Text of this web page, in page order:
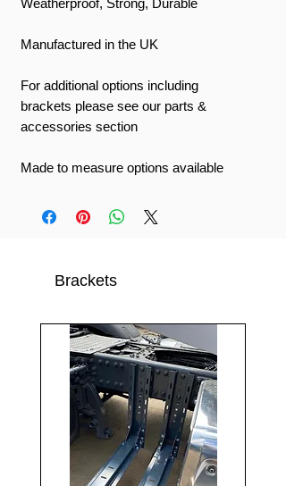
Manufactured in the UK
For additional options including
brackets please see our parts &
accessories section
Made to measure options available
Brackets